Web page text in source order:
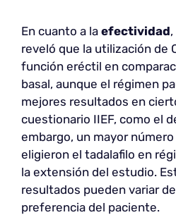
En cuanto a la efectividad
reveló que la utilización de
función eréctil en
basal, aunque el régimen
mejores resultados en
cuestionario IIEF, como el
embargo, un mayor
eligieron el tadalafilo en
la extensión del estudio.
resultados pueden variar
preferencia del paciente.